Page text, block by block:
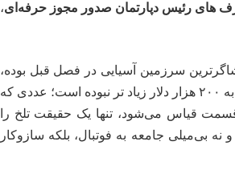
های رئیس دپارتمان صدور مجوز حرفه‌ای،
سرزمین آسیایی در فصل قبل بوده،
اما سهم باشگاه‌ها از درآمد مسابقات چیزی نزدیک به ۲۰۰ هزار دلار زیاد تر نبوده است؛ عددی که
قیاس می‌شود، تنها یک حقیقت تلخ را
بی‌میلی جامعه به فوتبال، بلکه سازوکار